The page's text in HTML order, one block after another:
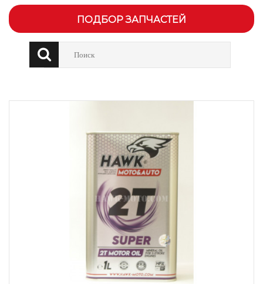
ПОДБОР ЗАПЧАСТЕЙ